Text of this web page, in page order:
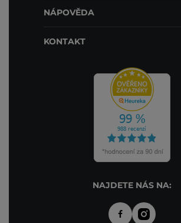
NÁPOVĚDA
KONTAKT
NAJDETE NÁS NA: